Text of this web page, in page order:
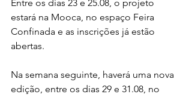
Entre os dias 23 e 25.08, o projeto
estará na Mooca, no espaço Feira
Confinada e as inscrições já estão
abertas.
Na semana seguinte, haverá uma nova
edição, entre os dias 29 e 31.08, no